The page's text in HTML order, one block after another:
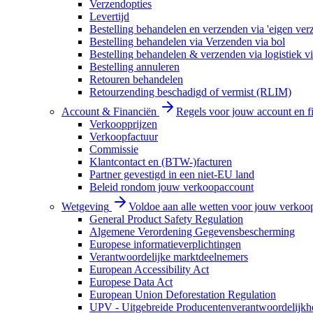
Verzendopties
Levertijd
Bestelling behandelen en verzenden via 'eigen
Bestelling behandelen via Verzenden via bol
Bestelling behandelen & verzenden via logistiek
Bestelling annuleren
Retouren behandelen
Retourzending beschadigd of vermist (RLIM)
Account & Financiën
Regels voor jouw account en
Verkoopprijzen
Verkoopfactuur
Commissie
Klantcontact en (BTW-)facturen
Partner gevestigd in een niet-EU land
Beleid rondom jouw verkoopaccount
Wetgeving
Voldoe aan alle wetten voor jouw
General Product Safety Regulation
Algemene Verordening Gegevensbescherming
Europese informatieverplichtingen
Verantwoordelijke marktdeelnemers
European Accessibility Act
Europese Data Act
European Union Deforestation Regulation
UPV - Uitgebreide